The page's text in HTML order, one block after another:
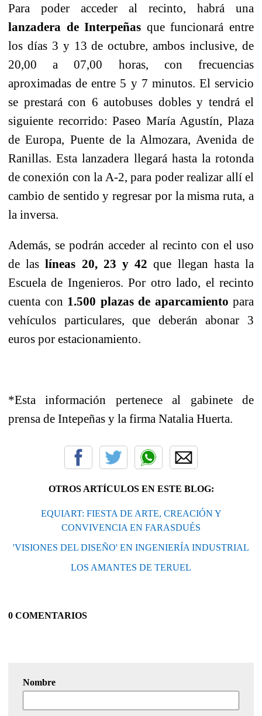
Para poder acceder al recinto, habrá una
lanzadera de Interpeñas que funcionará entre
los días 3 y 13 de octubre, ambos inclusive, de
20,00 a 07,00 horas, con frecuencias
aproximadas de entre 5 y 7 minutos. El servicio
se prestará con 6 autobuses dobles y tendrá el
siguiente recorrido: Paseo María Agustín, Plaza
de Europa, Puente de la Almozara, Avenida de
Ranillas. Esta lanzadera llegará hasta la rotonda
de conexión con la A-2, para poder realizar allí el
cambio de sentido y regresar por la misma ruta, a
la inversa.
Además, se podrán acceder al recinto con el uso
de laslíneas 20, 23 y 42 que llegan hasta la
Escuela de Ingenieros. Por otro lado, el recinto
cuenta con 1.500 plazas de aparcamiento para
vehículos particulares, que deberán abonar 3
euros por estacionamiento.
*Esta información pertenece al gabinete de
prensa de Intepeñas y la firma Natalia Huerta.
OTROS ARTÍCULOS EN ESTE BLOG:
EQUIART: FIESTA DE ARTE, CREACIÓN Y
CONVIVENCIA EN FARASDUÉS
'VISIONES DEL DISEÑO' EN INGENIERÍA INDUSTRIAL
LOS AMANTES DE TERUEL
0 COMENTARIOS
Nombre